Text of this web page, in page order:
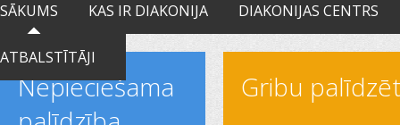
SĀKUMS KAS IR DIAKONIJA DIAKONIJAS CENTRS
ATBALSTĪTĀJI
Nepieciešama
Gribu palīdzēt